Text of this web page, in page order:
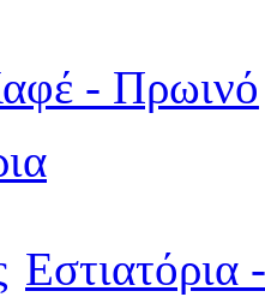
- Πρωινό
Εστιατόρια